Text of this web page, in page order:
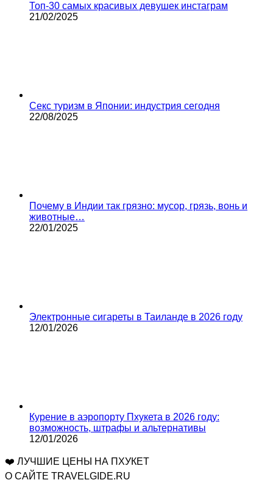
Топ-30 самых красивых девушек инстаграм
21/02/2025
Секс туризм в Японии: индустрия сегодня
22/08/2025
Почему в Индии так грязно: мусор, грязь, вонь и
животные…
22/01/2025
Электронные сигареты в Таиланде в 2026 году
12/01/2026
Курение в аэропорту Пхукета в 2026 году:
возможность, штрафы и альтернативы
12/01/2026
❤️ ЛУЧШИЕ ЦЕНЫ НА ПХУКЕТ
О САЙТЕ TRAVELGIDE.RU